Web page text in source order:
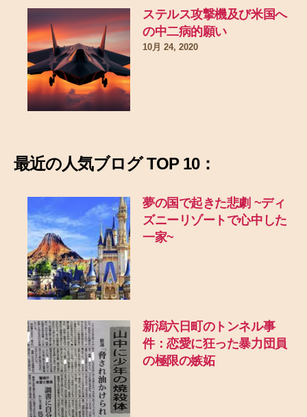
ステルス攻撃機及び米国へ
の中二病的願い
10月 24, 2020
最近の人気ブログ TOP 10：
夢の国で起きた悲劇 ~ディ
ズニーリゾートで心中した
一家~
新潟六日町のトンネル事
件：恋愛に狂った暴力団員
の極限の嫉妬